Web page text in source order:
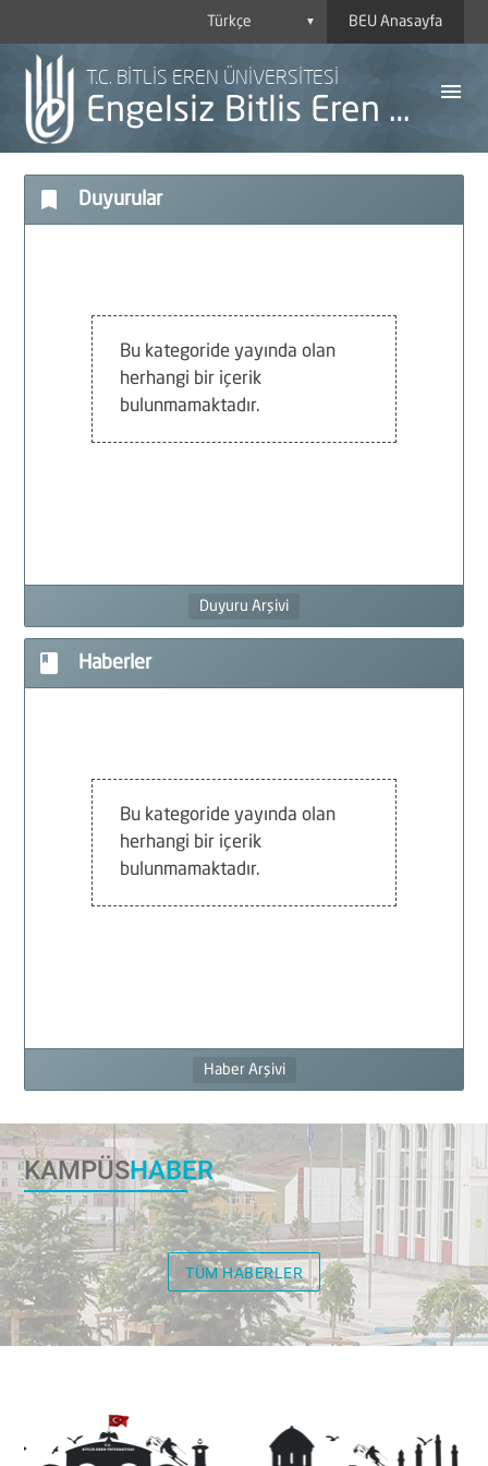
▼ BEU Anasayfa
T.C. BİTLİS EREN ÜNİVERSİTESİ
Engelsiz Bitlis Eren Üniversitesi
menu
bookmark Duyurular
Bu kategoride yayında olan
herhangi bir içerik
bulunmamaktadır.
Duyuru Arşivi
book Haberler
Bu kategoride yayında olan
herhangi bir içerik
bulunmamaktadır.
Haber Arşivi
KAMPÜSHABER
TÜM HABERLER